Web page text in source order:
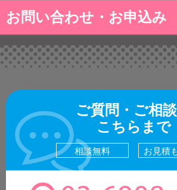
お問い合わせ・お申込み
ご質問・ご相
こちらまで
相談無料 お見積